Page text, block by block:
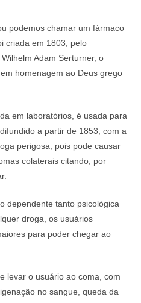
podemos chamar um fármaco
criada em 1803, pelo
Adam Serturner, o
homenagem ao Deus grego
em laboratórios, é usada para
a partir de 1853, com a
perigosa, pois pode causar
colaterais citando, por
dependente tanto psicológica
droga, os usuários
para poder chegar ao
levar o usuário ao coma, com
no sangue, queda da